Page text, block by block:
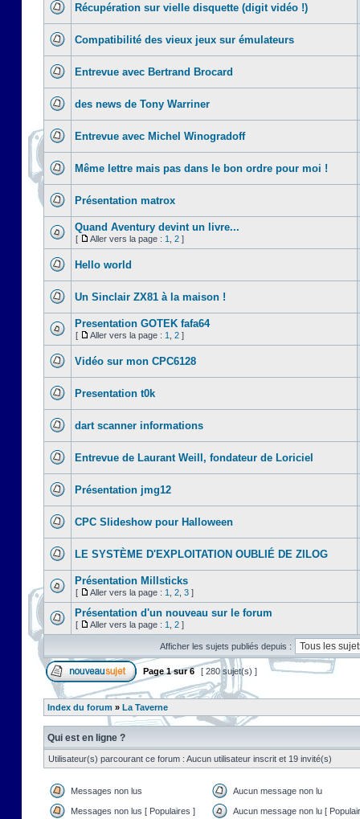
Récupération sur vielle disquette (digit vidéo !)
Compatibilité des vieux jeux sur émulateurs
Entrevue avec Bertrand Brocard
des news de Tony Warriner
Entrevue avec Michel Winogradoff
Même lettre mais pas dans le bon ordre pour moi !
Présentation matrox
Quand Aventury devint un livre...
[ Aller vers la page : 1 2 ]
Hello world
Un Sinclair ZX81 à la maison !
Presentation GOTEK fafa64
[ Aller vers la page : 1 2 ]
Vidéo sur mon CPC6128
Presentation t0k
dart scanner informations
Entrevue de Laurant Weill, fondateur de Loriciel
Présentation jmg12
CPC Slideshow pour Halloween
LE SYSTÈME D'EXPLOITATION OUBLIÉ DE ZILOG
Présentation Millsticks
[ Aller vers la page : 1 2 3 ]
Présentation d'un nouveau sur le forum
[ Aller vers la page : 1 2 ]
Afficher les sujets publiés depuis :
Page1sur6 [ 280 sujet(s) ]
Index du forum » La Taverne
Qui est en ligne ?
Utilisateur(s) parcourant ce forum : Aucun utilisateur inscrit et 19 invité(s)
Messages non lus Aucun message non lu
Messages non lus [ Populaires ] Aucun message non lu [